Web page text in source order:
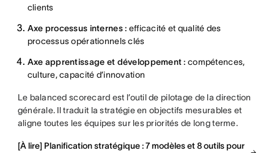
clients
Axe processus internes : efficacité et qualité des
processus opérationnels clés
Axe apprentissage et développement :compétences,
culture, capacité d’innovation
Le balanced scorecard est l’outil de pilotage de la direction
générale. Il traduit la stratégie en objectifs mesurables et
aligne toutes les équipes sur les priorités de long terme.
[À lire] Planification stratégique : 7 modèles et 8 outils pour